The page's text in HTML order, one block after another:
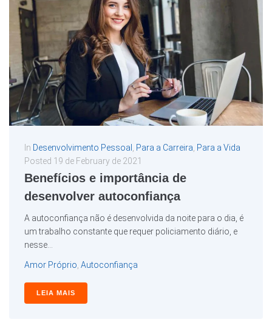
In Desenvolvimento Pessoal , Para a Carreira, Para a Vida
Posted 19 de February de 2021
Benefícios e importância de
desenvolver autoconfiança
A autoconfiança não é desenvolvida da noite para o dia, é
um trabalho constante que requer policiamento diário, e
nesse...
Amor Próprio, Autoconfiança
LEIA MAIS